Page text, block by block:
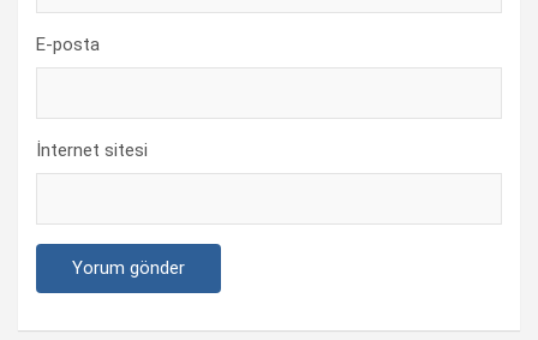
E-posta
İnternet sitesi